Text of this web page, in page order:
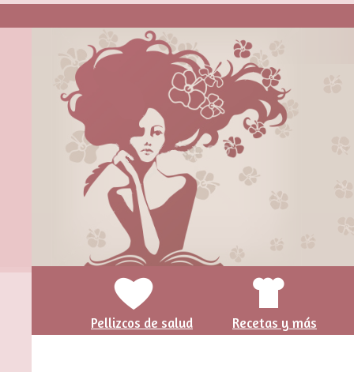
Pellizcos de salud Recetas y más